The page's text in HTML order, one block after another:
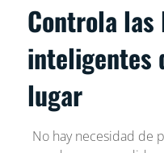
Controla las
inteligentes
lugar
No hay necesidad de